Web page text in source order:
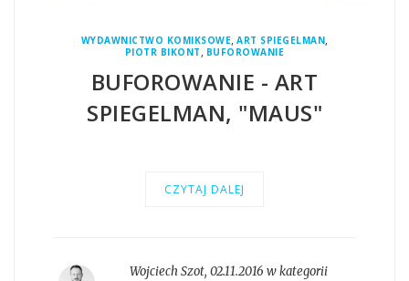
WYDAWNICTWO KOMIKSOWE,ART SPIEGELMAN,
PIOTR BIKONT , BUFOROWANIE
BUFOROWANIE - ART
SPIEGELMAN, "MAUS"
CZYTAJ DALEJ
Wojciech Szot, 02.11.2016 w kategorii